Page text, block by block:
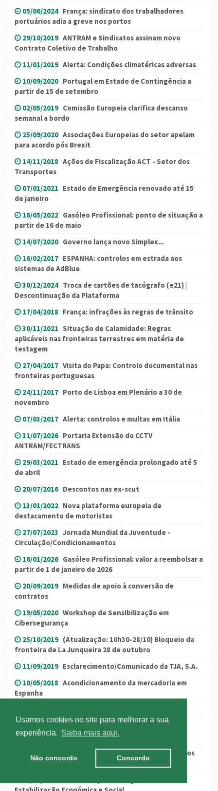
Usamos cookies no site para melhorar a sua
experiência.
Saiba mais aqui.
Não concordo Concordo
05/06/2024 França: sindicato dos trabalhadores
portuários adia a greve nos portos
29/10/2019 ANTRAM e Sindicatos assinam novo
Contrato Coletivo de Trabalho
11/01/2019 Alerta: Condições climatéricas adversas
10/09/2020 Portugal em Estado de Contingência a
partir de 15 de setembro
02/05/2019 Comissão Europeia clarifica descanso
semanal a bordo
25/09/2020 Associações Europeias do setor apelam
para acordo pós Brexit
14/11/2018 Ações de Fiscalização ACT - Setor dos
Transportes
07/01/2021 Estado de Emergência renovado até 15
de janeiro
16/05/2022 Gasóleo Profissional: ponto de situação a
partir de 16 de maio
14/07/2020 Governo lança novo Simplex...
16/02/2017 ESPANHA: controlos em estrada aos
sistemas de AdBlue
30/12/2024 Troca de cartões de tacógrafo (e21) |
Descontinuação da Plataforma
17/04/2018 França: infrações às regras de trânsito
30/11/2021 Situação de Calamidade: Regras
aplicáveis nas fronteiras terrestres em matéria de
testagem
27/04/2017 Visita do Papa: Controlo documental nas
fronteiras portuguesas
24/11/2017 Porto de Lisboa em Plenário a 30 de
novembro
07/03/2017 Alerta: controlos e multas em Itália
31/07/2026 Portaria Extensão do CCTV
ANTRAM/FECTRANS
29/03/2021 Estado de emergência prolongado até 5
de abril
20/07/2016 Descontos nas ex-scut
13/01/2022 Nova plataforma europeia de
destacamento de motoristas
27/07/2023 Jornada Mundial da Juventude -
Circulação/Condicionamentos
16/01/2026 Gasóleo Profissional: valor a reembolsar a
partir de 1 de janeiro de 2026
20/09/2019 Medidas de apoio à conversão de
contratos
19/05/2020 Workshop de Sensibilização em
Cibersegurança
25/10/2019 (Atualização: 10h30-28/10) Bloqueio da
fronteira de La Junqueira 28 de outubro
11/09/2019 Esclarecimento/Comunicado da TJA, S.A.
10/05/2018 Acondicionamento da mercadoria em
Espanha
Governo compromete-se a rever
trimestralmente ISP...
Anuário Estatístico da Mobilidade e dos
Transportes 2018